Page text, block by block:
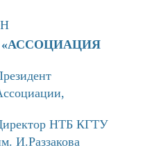
«АССОЦИАЦИЯ
НТБ КГТУ
И.Раззакова